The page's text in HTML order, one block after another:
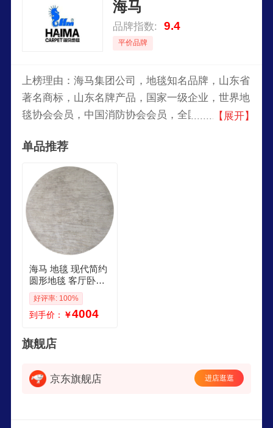
海马
品牌指数: 9.4
平价品牌
上榜理由：海马集团公司，地毯知名品牌，山东省
著名商标，山东名牌产品，国家一级企业，世界地
毯协会会员，中国消防协会会员，全国出口创汇先
大型地毯专业生产企业。
【展开】
单品推荐
海马 地毯 现代简约
圆形地毯 客厅卧室
书房定制地毯 HM1
5697 HM15697 16
m23m 定制预售
好评率: 100%
到手价： ￥4004
旗舰店
京东旗舰店 进店逛逛